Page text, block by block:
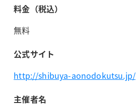
料金（税込）
無料
公式サイト
http://shibuya-aonodokutsu.jp/
主催者名